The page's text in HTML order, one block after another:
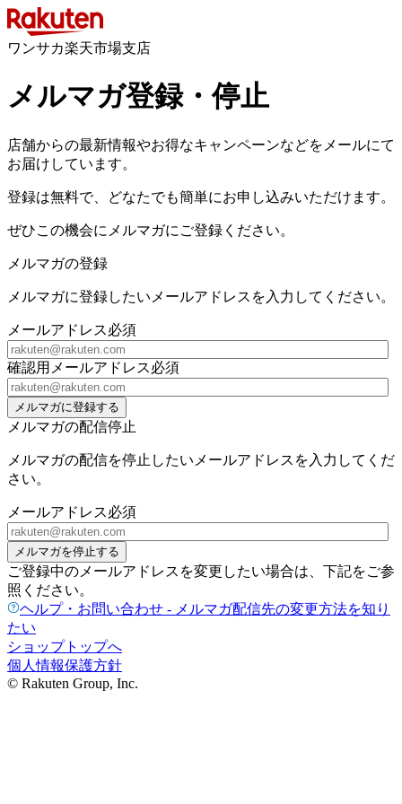
ワンサカ楽天市場支店
メルマガ登録・停止
店舗からの最新情報やお得なキャンペーンなどをメールにて
お届けしています。
登録は無料で、どなたでも簡単にお申し込みいただけます。
ぜひこの機会にメルマガにご登録ください。
メルマガの登録
メルマガに登録したいメールアドレスを入力してください。
メールアドレス必須
確認用メールアドレス必須
メルマガに登録する
メルマガの配信停止
メルマガの配信を停止したいメールアドレスを入力してくだ
さい。
メールアドレス必須
メルマガを停止する
ご登録中のメールアドレスを変更したい場合は、下記をご参
照ください。
ヘルプ・お問い合わせ - メルマガ配信先の変更方法を知り
たい
ショップトップへ
個人情報保護方針
© Rakuten Group, Inc.